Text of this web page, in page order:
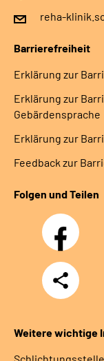
reha-
Barrierefreiheit
Erklärung zur
Erklärung zur
Gebärdensprache
Erklärung zur
Feedback zur
Folgen und Teilen
Facebook
Teilen
Weitere wichtige